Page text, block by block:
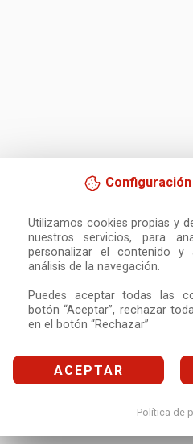
Utilizamos cookies propias y
nuestros servicios, para
personalizar el contenido y
análisis de la navegación.
Puedes aceptar todas las
botón “Aceptar”, rechazar
en el botón “Rechazar”
ACEPTAR
Política de